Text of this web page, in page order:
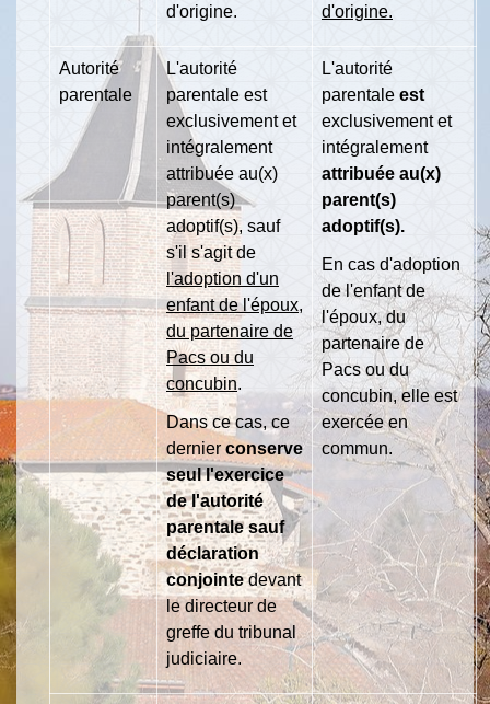
d'origine.
d'origine.
Autorité
parentale
L'autorité
parentale est
exclusivement et
intégralement
attribuée au(x)
parent(s)
adoptif(s), sauf
s'il s'agit de
l'adoption d'un
enfant de l'époux,
du partenaire de
Pacs ou du
concubin.
Dans ce cas, ce
dernier conserve
seul l'exercice
de l'autorité
parentale sauf
déclaration
conjointedevant
le directeur de
greffe du tribunal
judiciaire.
L'autorité
parentale est
exclusivement et
intégralement
attribuée au(x)
parent(s)
adoptif(s).
En cas d'adoption
de l'enfant de
l'époux, du
partenaire de
Pacs ou du
concubin, elle est
exercée en
commun.